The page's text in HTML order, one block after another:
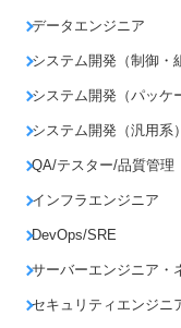
データエンジニア
システム開発（制御・
システム開発（パッケ
システム開発（汎用系）
QA/テスター/品質管理
インフラエンジニア
DevOps/SRE
サーバーエンジニア・
セキュリティエンジニ